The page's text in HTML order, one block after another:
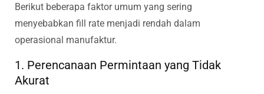
Berikut beberapa faktor umum yang sering
menyebabkan fill rate menjadi rendah dalam
operasional manufaktur.
1. Perencanaan Permintaan yang Tidak
Akurat